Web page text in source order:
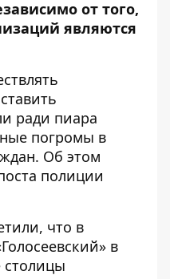
от того,
являются
ради пиара
погромы в
Об этом
полиции
что в
в